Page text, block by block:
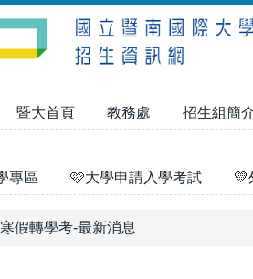
暨大首頁 教務處 招生組簡
專區 🩷大學申請入學考試 💛
寒假轉學考-最新消息